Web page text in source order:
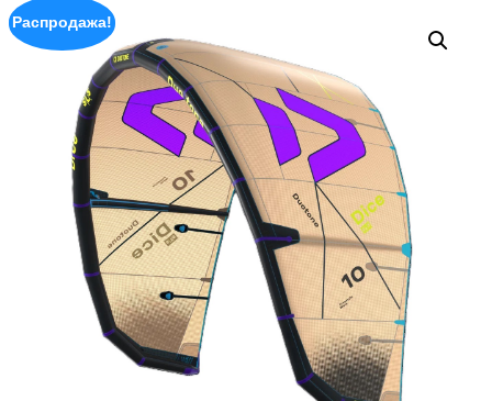
Распродажа!